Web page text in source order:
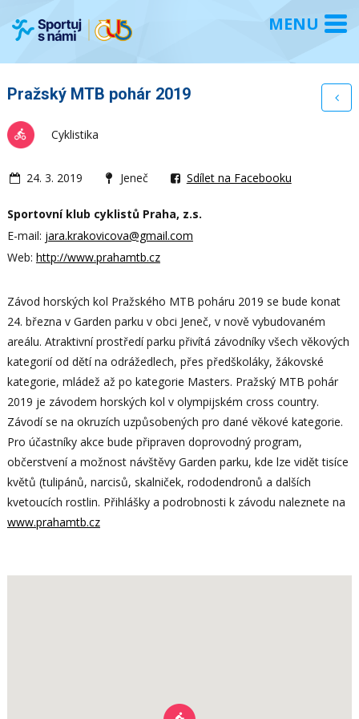
Pražský MTB pohár 2019
Cyklistika
24. 3. 2019 Jeneč Sdílet na Facebooku
Sportovní klub cyklistů Praha, z.s.
E-mail: jara.krakovicova@gmail.com
Web: http://www.prahamtb.cz
Závod horských kol Pražského MTB poháru 2019 se bude konat
24. března v Garden parku v obci Jeneč, v nově vybudovaném
areálu. Atraktivní prostředí parku přivítá závodníky všech věkových
kategorií od dětí na odrážedlech, přes předškoláky, žákovské
kategorie, mládež až po kategorie Masters. Pražský MTB pohár
2019 je závodem horských kol v olympijském cross country.
Závodí se na okruzích uzpůsobených pro dané věkové kategorie.
Pro účastníky akce bude připraven doprovodný program,
občerstvení a možnost návštěvy Garden parku, kde lze vidět tisíce
květů (tulipánů, narcisů, skalniček, rododendronů a dalších
kvetoucích rostlin. Přihlášky a podrobnosti k závodu naleznete na
www.prahamtb.cz